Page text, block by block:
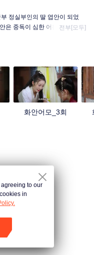
정실부인의 딸 엽안이 되었
은 중독이 심한 어왕을 발견하
전부[모두]
화안어모_3회
The Moon
to our
in